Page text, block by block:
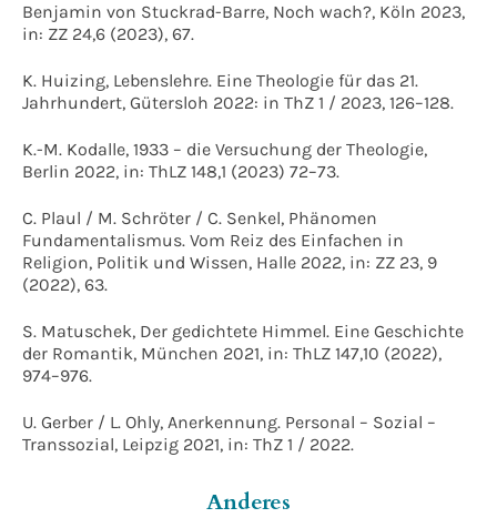
Benjamin von Stuckrad-Barre, Noch wach?, Köln 2023,
in: ZZ 24,6 (2023), 67.
K. Huizing, Lebenslehre. Eine Theologie für das 21.
Jahrhundert, Gütersloh 2022: in ThZ 1 / 2023, 126–128.
K.-M. Kodalle, 1933 – die Versuchung der Theologie,
Berlin 2022, in: ThLZ 148,1 (2023) 72–73.
C. Plaul / M. Schröter / C. Senkel, Phänomen
Fundamentalismus. Vom Reiz des Einfachen in
Religion, Politik und Wissen, Halle 2022, in: ZZ 23, 9
(2022), 63.
S. Matuschek, Der gedichtete Himmel. Eine Geschichte
der Romantik, München 2021, in: ThLZ 147,10 (2022),
974–976.
U. Gerber / L. Ohly, Anerkennung. Personal – Sozial –
Transsozial, Leipzig 2021, in: ThZ 1 / 2022.
Anderes